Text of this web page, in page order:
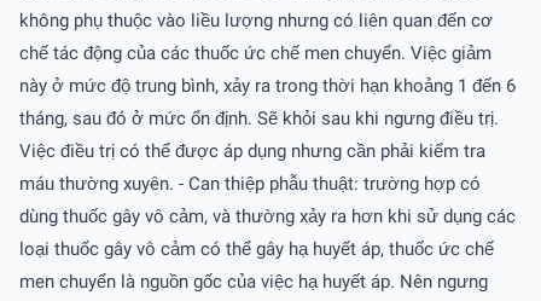
không phụ thuộc vào liều lượng nhưng có liên quan đến cơ
chế tác động của các thuốc ức chế men chuyển. Việc giảm
này ở mức độ trung bình, xảy ra trong thời hạn khoảng 1 đến 6
tháng, sau đó ở mức ổn định. Sẽ khỏi sau khi ngưng điều trị.
Việc điều trị có thể được áp dụng nhưng cần phải kiểm tra
máu thường xuyên. - Can thiệp phẫu thuật: trường hợp có
dùng thuốc gây vô cảm, và thường xảy ra hơn khi sử dụng các
loại thuốc gây vô cảm có thể gây hạ huyết áp, thuốc ức chế
men chuyển là nguồn gốc của việc hạ huyết áp. Nên ngưng